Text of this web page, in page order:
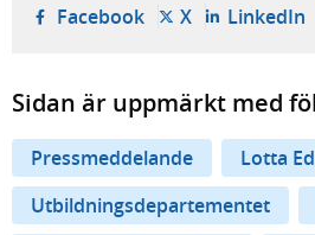
Facebook- öppnas i ny flik,
X- öppnas i ny
LinkedIn-
Sidan är uppmärkt med
Pressmeddelande Lotta
Utbildningsdepartementet